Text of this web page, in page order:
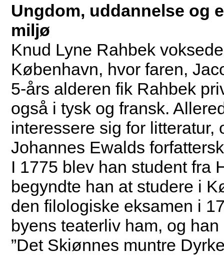
Ungdom, uddannelse og
miljø
Knud Lyne Rahbek
København, hvor faren,
5-års alderen fik Rahbek
også i tysk og fransk.
interessere sig for
Johannes Ewalds
I 1775 blev han student fra
begyndte han at studere i
den filologiske eksamen i
byens teaterliv ham, og
”Det Skiønnes muntre